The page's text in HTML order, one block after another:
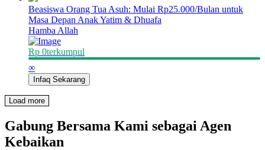
Beasiswa Orang Tua Asuh: Mulai Rp25.000/Bulan untuk
Masa Depan Anak Yatim & Dhuafa
Hamba Allah
Rp 0terkumpul
∞
Infaq Sekarang
Load more
Gabung Bersama Kami sebagai Agen
Kebaikan